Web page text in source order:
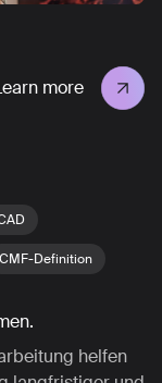
more
CMF-Definition
helfen